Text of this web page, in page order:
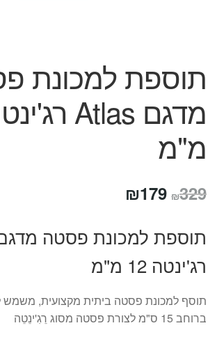
תוספת למכונת
מ"מ
₪329 המחיר
היה:
₪329.
₪179
הוא:
₪179.
רג'ינטה 12 מ"מ
תוסף למכונת פסטה ביתית מקצועית,
ברוחב 15 ס"מ לצורת פסטה מסוג רֵגִ'ינֵטֵה